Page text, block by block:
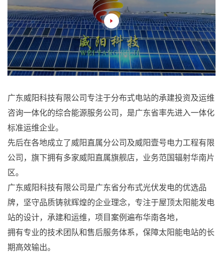
广东威阳科技有限公司专注于分布式电站的承建投资及运维
咨询一体化的综合能源服务公司，是广东省率先进入一体化
标准运维企业。
先后在各地成立了威阳直属分公司及威阳壹号电力工程有限
公司，旗下拥有多家威阳直属旗舰店，业务范国辐射华南片
区。
广东威阳科技有限公司是广东省分布式光伏发电的优选品
牌，坚守品质铸就辉煌的企业理念，专注于屋顶太阳能发电
站的设计，承建和运维，项目案例遍布华南各地，
拥有专业的技术团队和售后服务体系，保障太阳能电站的长
期高效输出。